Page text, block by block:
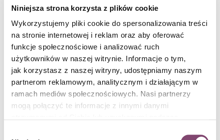
Niniejsza strona korzysta z plików cookie
Wykorzystujemy pliki cookie do spersonalizowania treści
na stronie internetowej i reklam oraz aby oferować
funkcje społecznościowe i analizować ruch
użytkowników w naszej witrynie. Informacje o tym,
jak korzystasz z naszej witryny, udostępniamy naszym
partnerom reklamowym, analitycznym i działającym w
ramach mediów społecznościowych. Nasi partnerzy
mogą połączyć te informacje z innymi danymi
(Four Business Dimensions), nadzoru (Governance),
ciągłego doskonalenia (Continual improvement) oraz
przeglądu 34 praktyk ITIL 4, które są pogrupowane w
trzy strumienie operacyjne: zarządzanie ogólne,
zarządzanie usługami i zarządzanie techniczne.